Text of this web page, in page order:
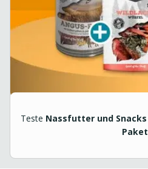
Teste Nassfutter und Snacks
Paket